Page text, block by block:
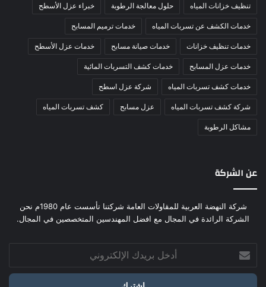
تنظيف خزانات المياه حلول معالجة الرطوبة خبراء عزل الأسطح
خدمات الكشف عن تسربات المياه خدمات ترميم المسابح
خدمات تنظيف خزانات خدمات صيانة مسابح خدمات عزل الأسطح
خدمات عزل المسابح خدمات كشف التسربات المائية
خدمات كشف تسربات المياه شركة عزل اسطح
شركة كشف تسربات المياه عزل مسابح كشف تسربات المياه
مشاكل الرطوبة
عن الشركة
شركة النهضة العربية للمقاولات العامة شركتنا تأسست عام 1980م نحن
الشركة الرائدة في المجال مع افضل المهندسين المتخصصين في المجال.
بريدك
الإلكتروني